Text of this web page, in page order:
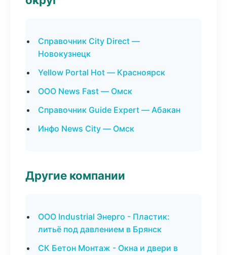
Справочник City Direct —
Новокузнецк
Yellow Portal Hot — Красноярск
ООО News Fast — Омск
Справочник Guide Expert — Абакан
Инфо News City — Омск
Другие компании
ООО Industrial Энерго - Пластик:
литьё под давлением в Брянск
СК Бетон Монтаж - Окна и двери в